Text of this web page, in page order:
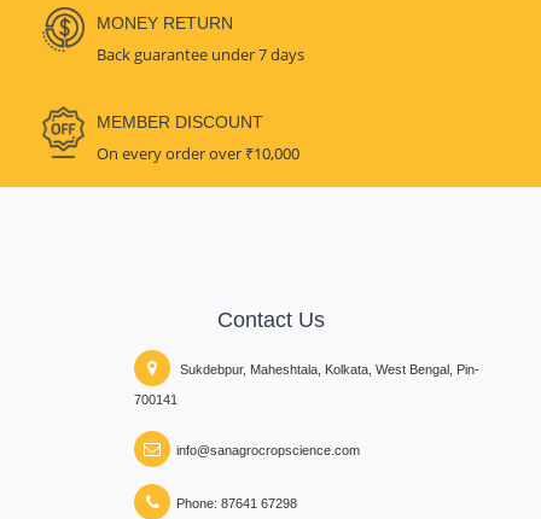
MONEY RETURN
Back guarantee under 7 days
MEMBER DISCOUNT
On every order over ₹10,000
Contact Us
Sukdebpur, Maheshtala, Kolkata, West Bengal, Pin-
700141
info@sanagrocropscience.com
Phone: 87641 67298